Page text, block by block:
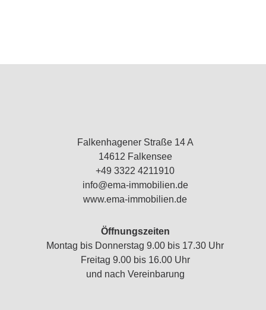
Falkenhagener Straße 14 A
14612 Falkensee
+49 3322 4211910
info@ema-immobilien.de
www.ema-immobilien.de
Öffnungszeiten
Montag bis Donnerstag 9.00 bis 17.30 Uhr
Freitag 9.00 bis 16.00 Uhr
und nach Vereinbarung